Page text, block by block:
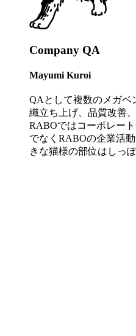
Company QA
Mayumi Kuroi
QAとして複数のメガベ
織立ち上げ、品質改善
RABOではコーポレー
でなくRABOの企業活
きな猫様の部位はしっぽ